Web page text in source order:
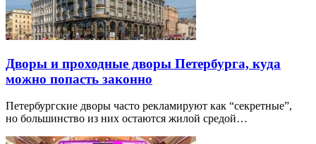
Дворы и проходные дворы Петербурга, куда
можно попасть законно
Петербургские дворы часто рекламируют как “секретные”,
но большинство из них остаются жилой средой…